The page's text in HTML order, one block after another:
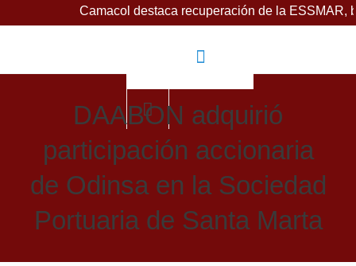
Camacol destaca recuperación de la ESSMAR,
DAABON adquirió
participación accionaria
de Odinsa en la Sociedad
Portuaria de Santa Marta